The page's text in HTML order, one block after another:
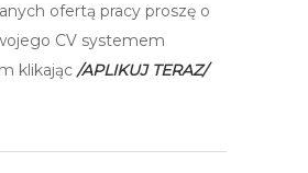
ofertą pracy proszę o
CV systemem
klikając /APLIKUJ TERAZ/